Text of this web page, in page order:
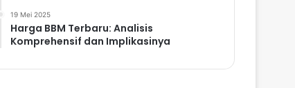
19 Mei 2025
Harga BBM Terbaru: Analisis
Komprehensif dan Implikasinya